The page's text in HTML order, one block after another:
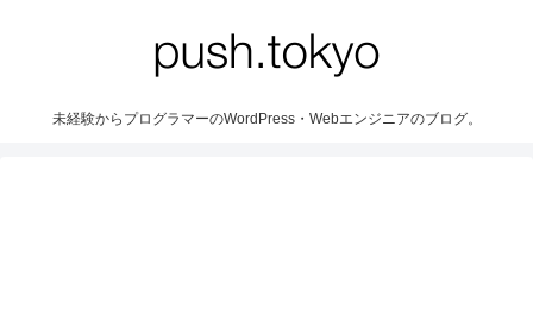
未経験からプログラマーのWordPress・Webエンジニアのブログ。